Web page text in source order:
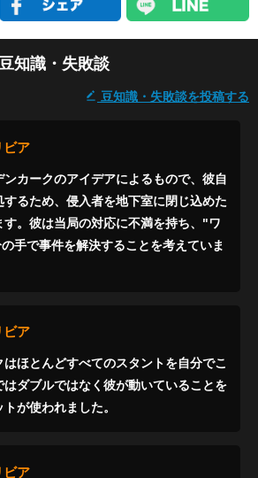
知識・失敗談
豆知識・失敗談を投稿する
ビア
ンカークのアイデアによるもので、彼自
るため、侵入者を地下室に閉じ込めた
。彼は当局の対応に不満を持ち、"ワ
手で事件を解決することを考えていま
ビア
ほとんどすべてのスタントを自分でこ
ダブルではなく彼が動いていることを
が使われました。
ビア